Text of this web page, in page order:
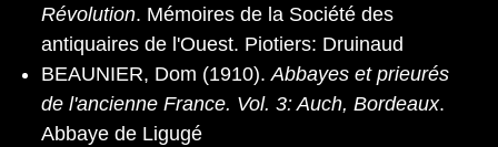
Révolution. Mémoires de la Société des
antiquaires de l'Ouest. Piotiers: Druinaud
BEAUNIER, Dom (1910).Abbayes et prieurés
de l'ancienne France. Vol. 3: Auch, Bordeaux.
Abbaye de Ligugé